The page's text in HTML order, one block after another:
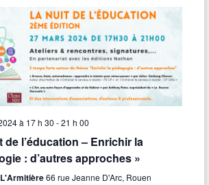
à 17 h 30 -21 h 00
de l’éducation – Enrichir la
: d’autres approches »
66 rue Jeanne D'Arc, Rouen